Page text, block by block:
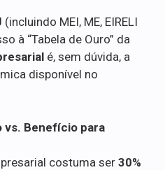
MEI, ME, EIRELI
à “Tabela de Ouro” da
é, sem dúvida, a
disponível no
vs. Benefício para
costuma ser 30%